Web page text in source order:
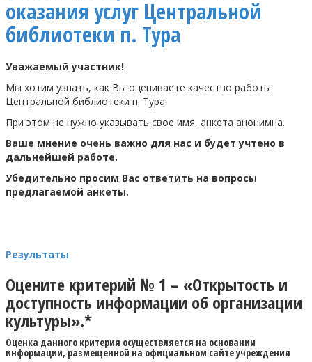
оказания услуг Центральной
библиотеки п. Тура
Уважаемый участник!
Мы хотим узнать, как Вы оцениваете качество работы
Центральной библиотеки п. Тура.
При этом не нужно указывать свое имя, анкета анонимна.
Ваше мнение очень важно для нас и будет учтено в
дальнейшей работе.
Убедительно просим Вас ответить на вопросы
предлагаемой анкеты.
Результаты
Оцените критерий № 1 – «Открытость и
доступность информации об организации
культуры».*
Оценка данного критерия осуществляется на основании
информации, размещенной на официальном сайте учреждения